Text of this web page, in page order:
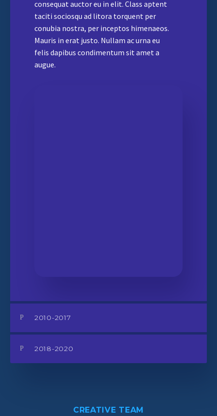
consequat auctor eu in elit. Class aptent
taciti sociosqu ad litora torquent per
conubia nostra, per inceptos himenaeos.
Mauris in erat justo. Nullam ac urna eu
felis dapibus condimentum sit amet a
augue.
2010-2017
2018-2020
CREATIVE TEAM